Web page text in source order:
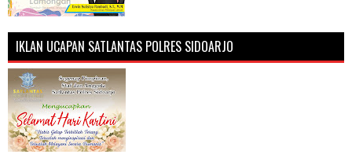
IKLAN UCAPAN SATLANTAS POLRES SIDOARJO